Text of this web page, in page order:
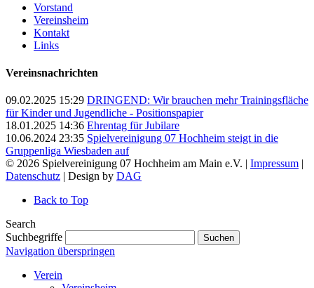
Vorstand
Vereinsheim
Kontakt
Links
Vereinsnachrichten
09.02.2025 15:29 DRINGEND: Wir brauchen mehr Trainingsfläche
für Kinder und Jugendliche - Positionspapier
18.01.2025 14:36 Ehrentag für Jubilare
10.06.2024 23:35 Spielvereinigung 07 Hochheim steigt in die
Gruppenliga Wiesbaden auf
© 2026 Spielvereinigung 07 Hochheim am Main e.V. | Impressum |
Datenschutz | Design by DAG
Back to Top
Search
Suchbegriffe
Suchen
Navigation überspringen
Verein